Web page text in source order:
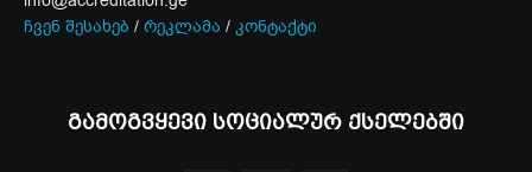
ჩვენ შესახებ / რეკლამა / კონტაქტი
გამოგვყევი სოციალურ ქსელებში